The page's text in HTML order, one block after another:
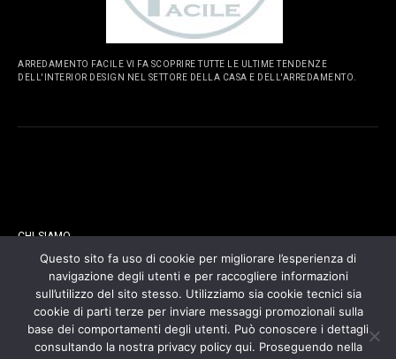
ARREDAMENTO FACILE VI FA SCOPRIRE TUTTE LE ULTIME TENDENZE
DELL'INTERIOR DESIGN NEL SETTORE DELLA CASA E DELL'ARREDAMENTO.
CHI SIAMO
CONTATTI
COOKIES POLICY
Questo sito fa uso di cookie per migliorare l’esperienza di
navigazione degli utenti e per raccogliere informazioni
sull’utilizzo del sito stesso. Utilizziamo sia cookie tecnici sia
cookie di parti terze per inviare messaggi promozionali sulla
base dei comportamenti degli utenti. Può conoscere i dettagli
consultando la nostra privacy policy qui. Proseguendo nella